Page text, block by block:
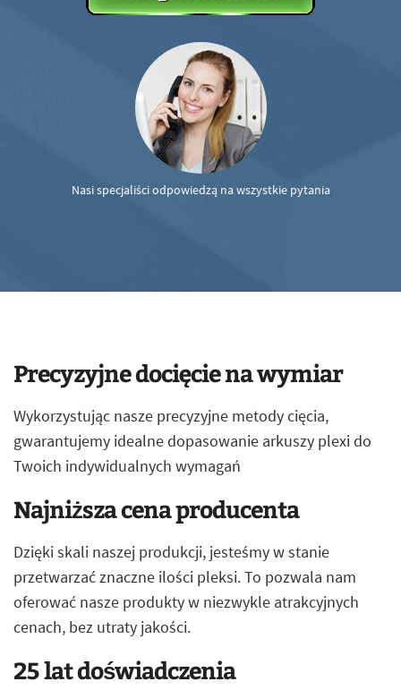
Nasi specjaliści odpowiedzą na wszystkie pytania
Precyzyjne docięcie na wymiar
Wykorzystując nasze precyzyjne metody cięcia,
gwarantujemy idealne dopasowanie arkuszy plexi do
Twoich indywidualnych wymagań
Najniższa cena producenta
Dzięki skali naszej produkcji, jesteśmy w stanie
przetwarzać znaczne ilości pleksi. To pozwala nam
oferować nasze produkty w niezwykle atrakcyjnych
cenach, bez utraty jakości.
25 lat doświadczenia